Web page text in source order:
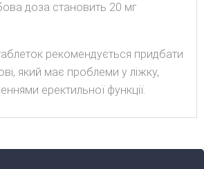
доза становить 20 мг
рекомендується придбати
який має проблеми у ліжку,
еректильної функції.